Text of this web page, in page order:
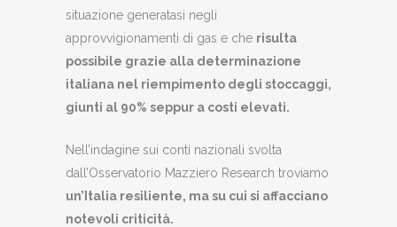
situazione generatasi negli
approvvigionamenti di gas e che risulta
possibile grazie alla determinazione
italiana nel riempimento degli stoccaggi,
giunti al 90% seppur a costi elevati.
Nell’indagine sui conti nazionali svolta
dall’Osservatorio Mazziero Research troviamo
un’Italia resiliente, ma su cui si affacciano
notevoli criticità.